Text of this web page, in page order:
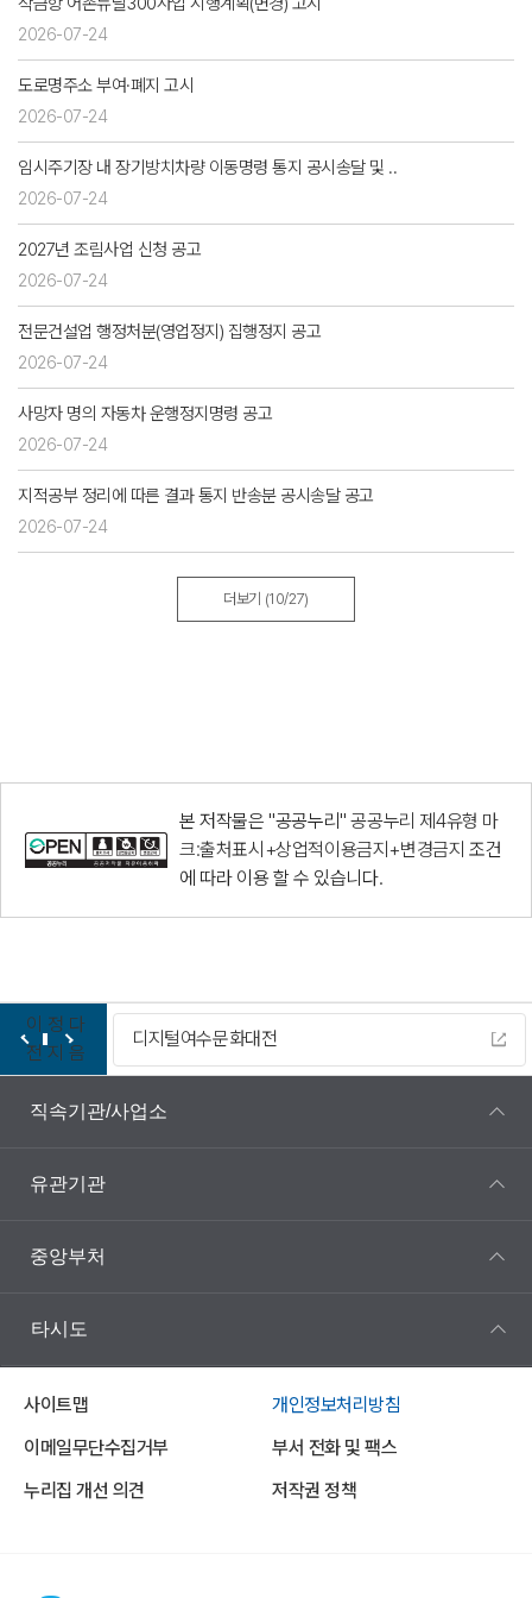
2026-07-24
도로명주소 부여·폐지 고시
2026-07-24
임시주기장 내 장기방치차량 이동명령 통지 공시송달 및 ..
2026-07-24
2027년 조림사업 신청 공고
2026-07-24
전문건설업 행정처분(영업정지) 집행정지 공고
2026-07-24
사망자 명의 자동차 운행정지명령 공고
2026-07-24
지적공부 정리에 따른 결과 통지 반송분 공시송달 공고
2026-07-24
더보기 (10/27)
본 저작물은 "공공누리"공공누리 제4유형 마
크:출처표시+상업적이용금지+변경금지 조건
에 따라 이용 할 수 있습니다.
이
전
정
지
다
음
디지털여수문화대전
직속기관/사업소
유관기관
중앙부처
타시도
사이트맵
개인정보처리방침
이메일무단수집거부
부서 전화 및 팩스
누리집 개선 의견
저작권 정책